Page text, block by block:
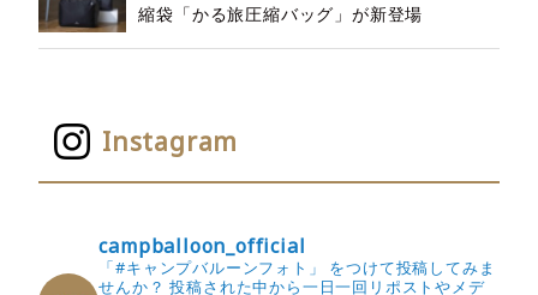
縮袋「かる旅圧縮バッグ」が新登場
Instagram
campballoon_official
「#キャンプバルーンフォト」 をつけて投稿してみま
せんか？ 投稿された中から一日一回リポストやメデ